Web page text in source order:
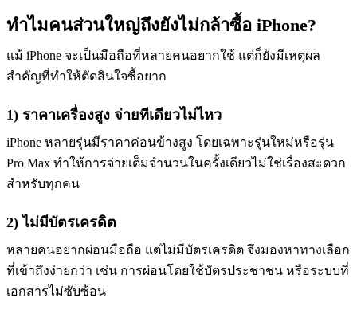
ทำไมคนส่วนใหญ่ถึงยังไม่กล้าซื้อ iPhone?
แม้ iPhone จะเป็นมือถือที่หลายคนอยากใช้ แต่ก็ยังมีเหตุผล
สำคัญที่ทำให้ตัดสินใจซื้อยาก
1) ราคาเครื่องสูง จ่ายทีเดียวไม่ไหว
iPhone หลายรุ่นมีราคาค่อนข้างสูง โดยเฉพาะรุ่นใหม่หรือรุ่น
Pro Max ทำให้การจ่ายเต็มจำนวนในครั้งเดียวไม่ใช่เรื่องสะดวก
สำหรับทุกคน
2) ไม่มีบัตรเครดิต
หลายคนอยากผ่อนมือถือ แต่ไม่มีบัตรเครดิต จึงมองหาทางเลือก
ที่เข้าถึงง่ายกว่า เช่น การผ่อนโดยใช้บัตรประชาชน หรือระบบที่
เอกสารไม่ซับซ้อน